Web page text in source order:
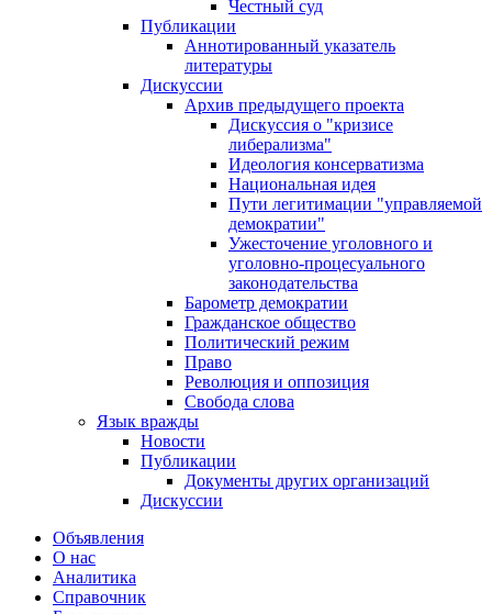
Честный суд
Публикации
Аннотированный указатель
литературы
Дискуссии
Архив предыдущего проекта
Дискуссия о "кризисе
либерализма"
Идеология консерватизма
Национальная идея
Пути легитимации "управляемой
демократии"
Ужесточение уголовного и
уголовно-процесуального
законодательства
Барометр демократии
Гражданское общество
Политический режим
Право
Революция и оппозиция
Свобода слова
Язык вражды
Новости
Публикации
Документы других организаций
Дискуссии
Объявления
О нас
Аналитика
Справочник